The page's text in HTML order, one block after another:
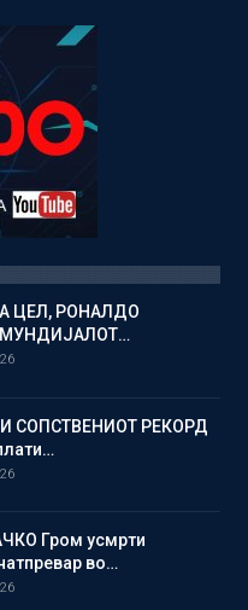
ЦЕЛ, РОНАЛДО
СОПСТВЕНИОТ РЕКОРД
Гром усмрти
во…